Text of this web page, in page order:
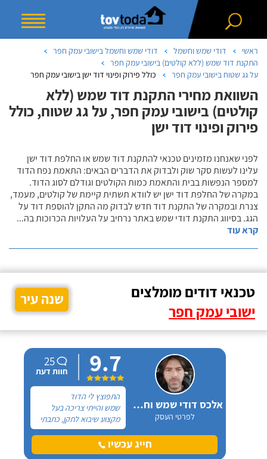
ראשי דודי שמש וחשמל
דודי שמש וחשמל בישובי עמק חפר
התקנת דוד שמש (ללא קולטים) בישובי עמק חפר
על גג שטוח בישובי עמק חפר
כולל פירוק ופינוי דוד ישן בישובי עמק חפר
השוואת מחירי התקנת דוד שמש (ללא
קולטים) בישובי עמק חפר, על גג שטוח, כולל
פירוק ופינוי דוד ישן
לפני שאנחנו מזמינים טכנאי להתקנת דוד שמש או החלפת דוד ישן
עלינו לעשות סקר שוק ולבדוק את הדברים הבאים: התאמת נפח הדוד
למספר הנפשות בבית והתאמת כמות הקולטים וגודלם לסוג הדוד.
במקרה של החלפת דוד ישן יש לוודא תשתית קיימת של קולטים, מעמד,
צנרת ובמקרה של התקנת דוד חדש לבדוק מה התקן להוספת דוד על
הגג. בסיווג התקנת דודי שמש באתר נרחיב על העלויות הכרוכות בה...
קרא עוד
טכנאי דודים מומלצים
ישובי עמק חפר
שנה עיר
אלכס דודי שמש וחשמל
לפרטי העסק
9.7
25
חוות דעת
התפוצץ לי הדוד
שמש והייתי צריכה בעל
מקצוע שיבוא לתקן, כתבתי
בגוגל טכנאי דודים ואז
הגעתי לקבוצה של העיר
חיפה בפייסבוק, שם כמה
חייג עכשיו